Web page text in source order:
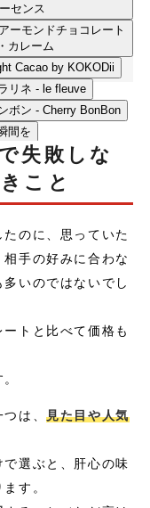
センス
ーモンドチョコレート
カレーム
Cacao by KOKODii
リネ - le fleuve
ボン - Cherry BonBon
間を
失敗しな
こと
たのに、思っていた
手の好みに合わな
いのではないでし
トと比べて価格も
つは、見た目や人気
選ぶと、肝心の味
す。